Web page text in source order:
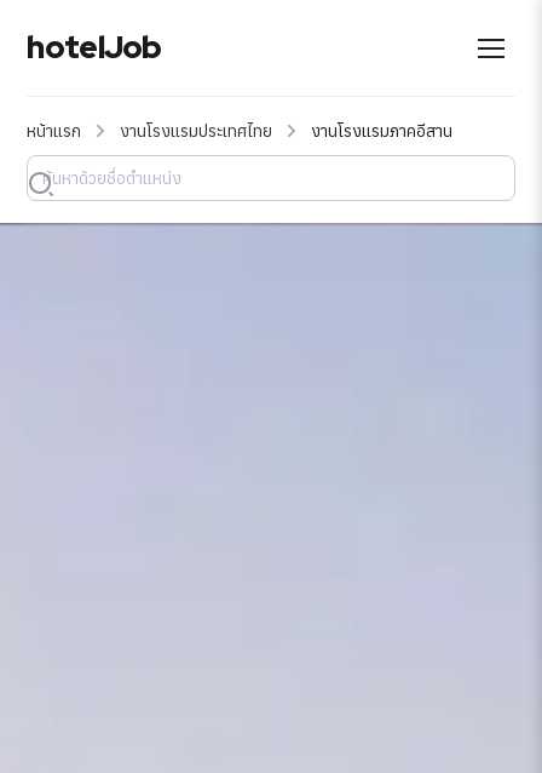
hotelJob
หน้าแรก งานโรงแรมประเทศไทย งานโรงแรมภาคอีสาน